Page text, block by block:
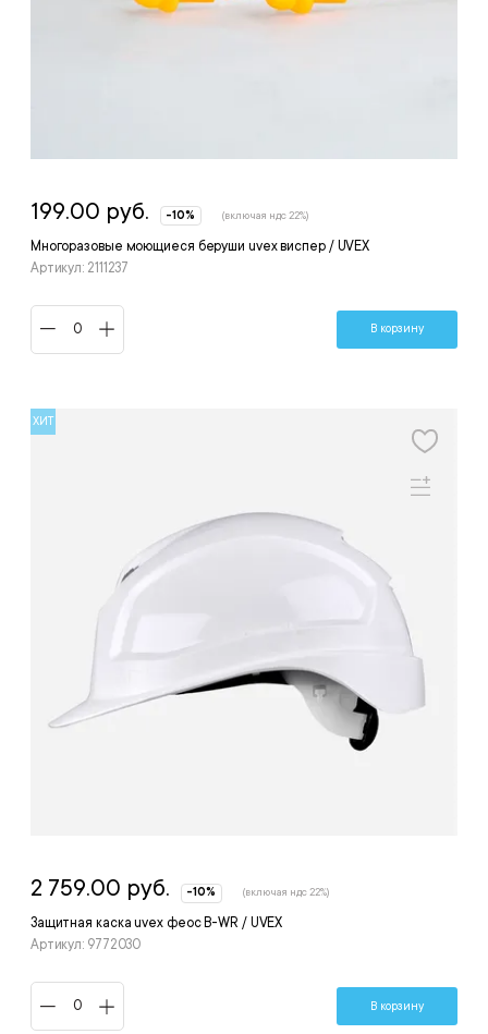
Многоразовые моющиеся беруши uvex виспер / UVEX
Артикул: 2111237
199.00 руб. -10% (включая ндс 22%)
В корзину
ХИТ
Защитная каска uvex феос B-WR / UVEX
Артикул: 9772030
2 759.00 руб. -10% (включая ндс 22%)
В корзину